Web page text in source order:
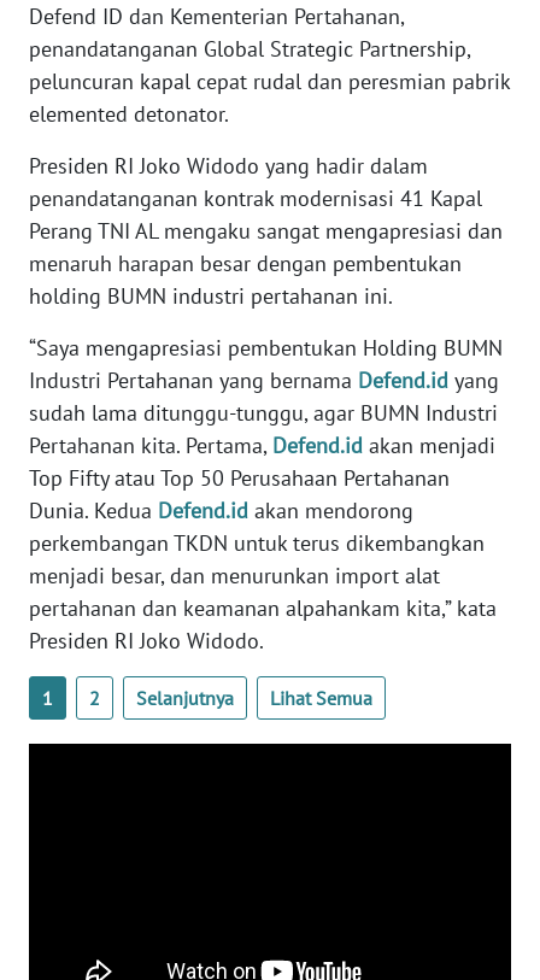
Defend ID dan Kementerian Pertahanan,
penandatanganan Global Strategic Partnership,
peluncuran kapal cepat rudal dan peresmian pabrik
elemented detonator.
Presiden RI Joko Widodo yang hadir dalam
penandatanganan kontrak modernisasi 41 Kapal
Perang TNI AL mengaku sangat mengapresiasi dan
menaruh harapan besar dengan pembentukan
holding BUMN industri pertahanan ini.
“Saya mengapresiasi pembentukan Holding BUMN
Industri Pertahanan yang bernama Defend.id yang
sudah lama ditunggu-tunggu, agar BUMN Industri
Pertahanan kita. Pertama, Defend.id akan menjadi
Top Fifty atau Top 50 Perusahaan Pertahanan
Dunia. Kedua Defend.id akan mendorong
perkembangan TKDN untuk terus dikembangkan
menjadi besar, dan menurunkan import alat
pertahanan dan keamanan alpahankam kita,” kata
Presiden RI Joko Widodo.
1 2 Selanjutnya Lihat Semua
WN
JAMBI
WN
WN
NTB
WN
WN
SULBAR
WN
BABEL
WN
SUMBAR
WN
SUMSEL
WN